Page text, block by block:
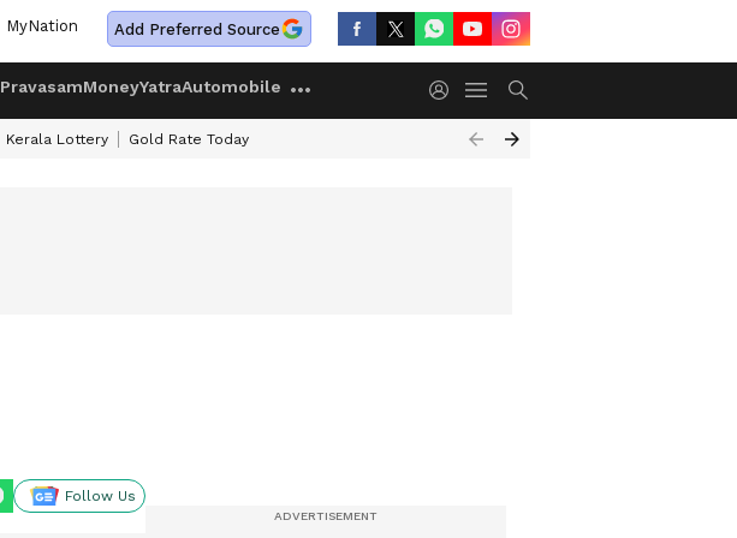
MyNation Add Preferred Source
PravasamMoneyYatraAutomobile
Kerala Lottery Gold Rate Today
Follow Us